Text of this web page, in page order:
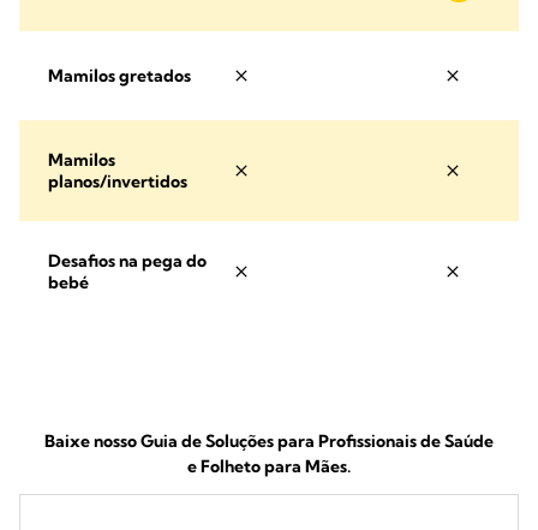
Mamilos gretados
Mamilos
planos/invertidos
Desafios na pega do
bebé
Baixe nosso Guia de Soluções para Profissionais de Saúde
e Folheto para Mães.